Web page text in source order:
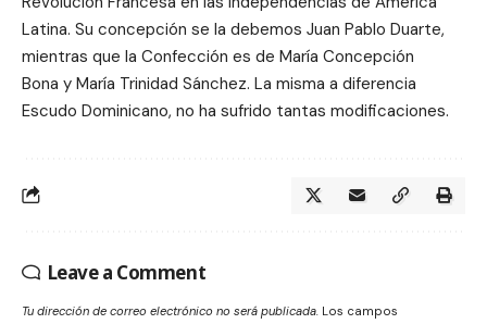
Latina. Su concepción se la debemos Juan Pablo Duarte,
mientras que la Confección es de María Concepción
Bona y María Trinidad Sánchez. La misma a diferencia
Escudo Dominicano, no ha sufrido tantas modificaciones.
Leave a Comment
Tu dirección de correo electrónico no será publicada. Los campos